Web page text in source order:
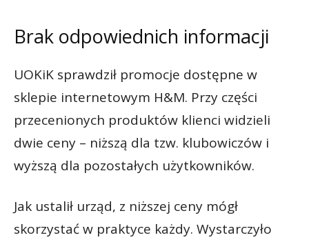
Brak odpowiednich informacji
UOKiK sprawdził promocje dostępne w
sklepie internetowym H&M. Przy części
przecenionych produktów klienci widzieli
dwie ceny – niższą dla tzw. klubowiczów i
wyższą dla pozostałych użytkowników.
Jak ustalił urząd, z niższej ceny mógł
skorzystać w praktyce każdy. Wystarczyło